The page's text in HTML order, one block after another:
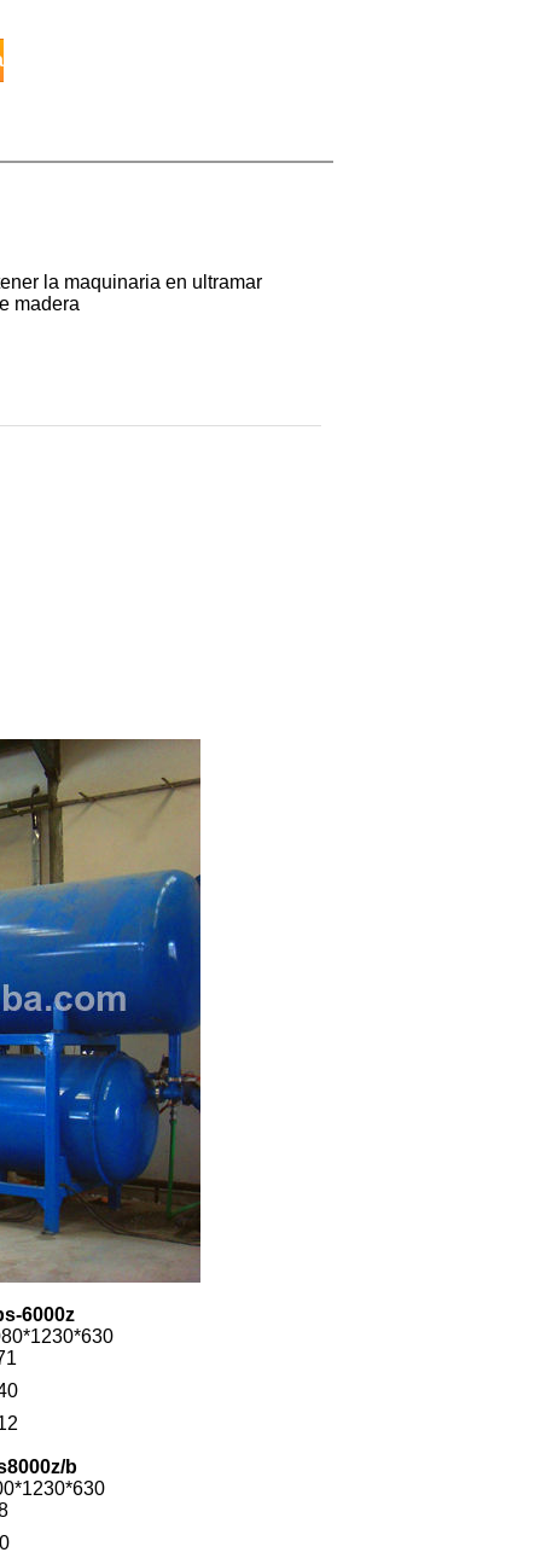
la maquinaria en ultramar
madera
6000z
b